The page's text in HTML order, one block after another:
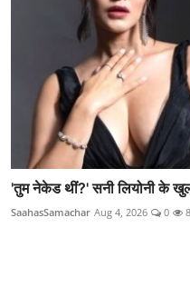
'तुम नेकेड थीं?' सनी लियोनी के
SaahasSamachar Aug 4, 2026 0 8